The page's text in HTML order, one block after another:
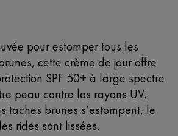
pour estomper tous les
cette crème de jour offre
SPF 50+ à large spectre
peau contre les rayons UV.
taches brunes s’estompent, le
rides sont lissées.